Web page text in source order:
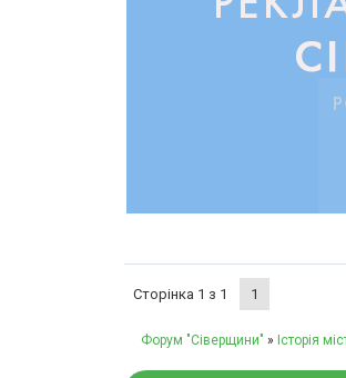
Сторінка 1 з 1 1
Форум "Сіверщини" » Історія